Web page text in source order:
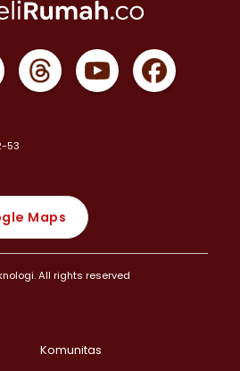
53
Maps
All rights reserved
Komunitas